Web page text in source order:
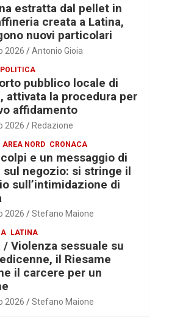
estratta dal pellet in
creata a Latina,
nuovi particolari
2026 Antonio Gioia
POLITICA
pubblico locale di
attivata la procedura per
affidamento
2026 Redazione
AREA NORD CRONACA
e un messaggio di
sul negozio: si stringe il
sull’intimidazione di
2026 Stefano Maione
LATINA
/ Violenza sessuale su
il Riesame
il carcere per un
2026 Stefano Maione